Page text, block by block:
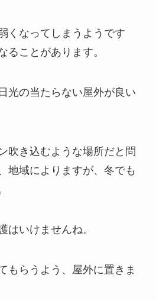
くなってしまうようです
ることがあります。
光の当たらない屋外が良い
吹き込むような場所だと問
地域によりますが、冬でも
はいけませんね。
もらうよう、屋外に置きま